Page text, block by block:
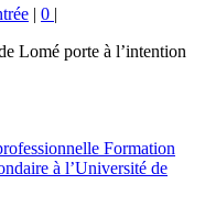
| 0 |
Lomé porte à l’intention